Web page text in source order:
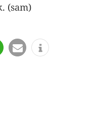
(sam)